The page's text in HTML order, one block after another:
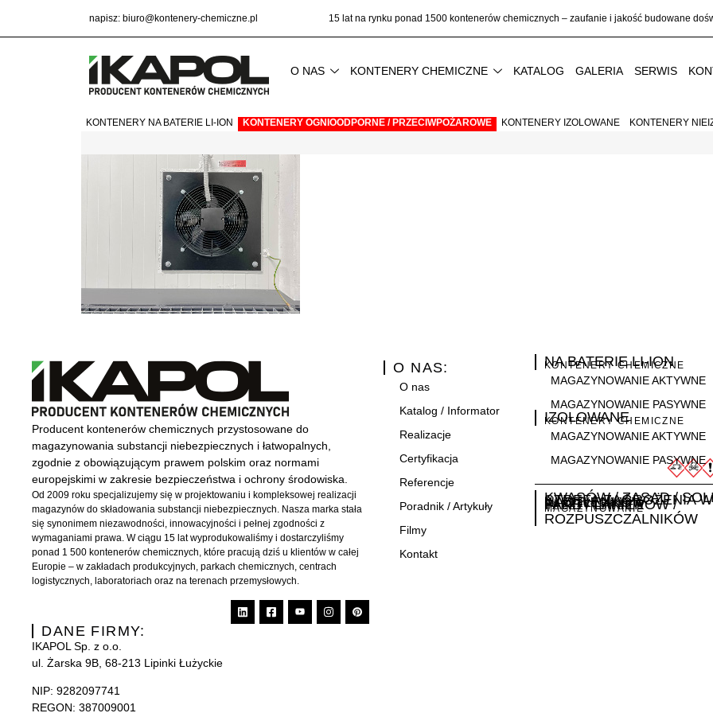
napisz: biuro@kontenery-chemiczne.pl 15 latna rynku ponad 1500 kontenerów chemicznych – zaufanie i jakość budowane
O NAS KONTENERY CHEMICZNE KATALOG GALERIA SERWIS
KONTENERY NA BATERIE LI-ION KONTENERY OGNIOODPORNE / PRZECIWPOŻAROWE KONTENERY IZOLOWANE KONTENERY
Producent kontenerów chemicznych przystosowane do
magazynowania substancji niebezpiecznych i łatwopalnych,
zgodnie z obowiązującym prawem polskim oraz normami
europejskimi w zakresie bezpieczeństwa i ochrony środowiska.
Od 2009 roku specjalizujemy się w projektowaniu i kompleksowej realizacji
magazynów do składowania substancji niebezpiecznych. Nasza marka stała
się synonimem niezawodności, innowacyjności i pełnej zgodności z
wymaganiami prawa. W ciągu 15 lat wyprodukowaliśmy i dostarczyliśmy
ponad 1 500 kontenerów chemicznych, które pracują dziś u klientów w całej
Europie – w zakładach produkcyjnych, parkach chemicznych, centrach
logistycznych, laboratoriach oraz na terenach przemysłowych.
DANE FIRMY:
IKAPOL Sp. z o.o.
ul. Żarska 9B, 68-213 Lipinki Łużyckie
NIP: 9282097741
REGON: 387009001
O NAS:
O nas
Katalog / Informator
Realizacje
Certyfikacja
Referencje
Poradnik / Artykuły
Filmy
Kontakt
KONTENERY CHEMICZNE
NA BATERIE LI-ION
MAGAZYNOWANIE AKTYWNE
MAGAZYNOWANIE PASYWNE
KONTENERY CHEMICZNE
IZOLOWANE
MAGAZYNOWANIE AKTYWNE
MAGAZYNOWANIE PASYWNE
MAGAZYNOWANIE
KWASÓW / ZASAD /
MAGAZYNOWANIE
STREFA ZAGROŻENIA
MAGAZYNOWANIE
NADTLENKÓW
MAGAZYNOWANIE
FARB / LAKIERÓW /
ROZPUSZCZALNIKÓW